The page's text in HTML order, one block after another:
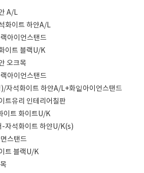
A/L
화이트 하얀A/L
아이언스탠드
이트 블랙U/K
오크목
아이언스탠드
자석화이트 하얀A/L+화잍아이언스탠드
트유리 인테리어칠판
이트 화이트U/K
-자석화이트 하얀U/K(s)
스탠드
트 블랙U/K